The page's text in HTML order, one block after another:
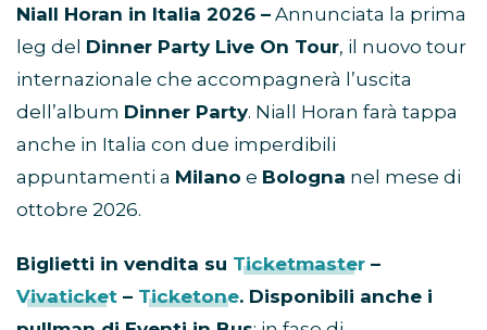
Niall Horan in Italia 2026 – Annunciata la prima
leg del Dinner Party Live On Tour, il nuovo tour
internazionale che accompagnerà l’uscita
dell’album Dinner Party. Niall Horan farà tappa
anche in Italia con due imperdibili
appuntamenti a Milano e Bologna nel mese di
ottobre 2026.
Biglietti in vendita su Ticketmaster –
Vivaticket – Ticketone. Disponibili anche i